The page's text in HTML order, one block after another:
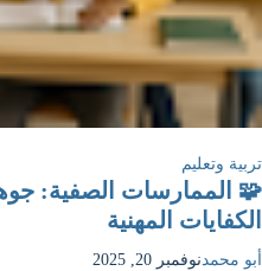
تربية وتعليم
🧩 الممارسات الصفية:
الكفايات المهنية
أبو محمدنوفمبر 20, 2025